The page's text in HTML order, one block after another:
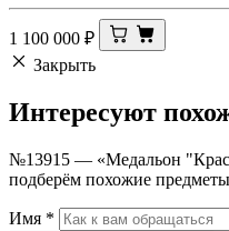
1 100 000 ₽
Закрыть
Интересуют
№13915 — «Медальон
подберём похожие
Имя *